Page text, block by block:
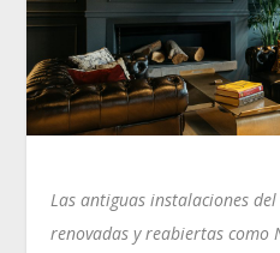
Las antiguas instalaciones
renovadas y reabiertas como